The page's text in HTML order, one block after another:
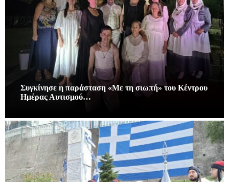
Συγκίνησε η παράσταση «Με τη σιωπή» του Κέντρου
Ημέρας Αυτισμού…